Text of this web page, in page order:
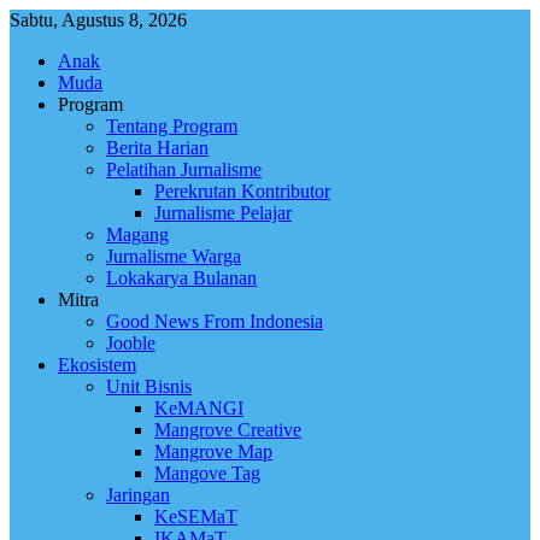
Skip
content
Sabtu, Agustus 8, 2026
Anak
Muda
Program
Tentang Program
Berita Harian
Pelatihan Jurnalisme
Perekrutan Kontributor
Jurnalisme Pelajar
Magang
Jurnalisme Warga
Lokakarya Bulanan
Mitra
Good News From Indonesia
Jooble
Ekosistem
Unit Bisnis
KeMANGI
Mangrove Creative
Mangrove Map
Mangove Tag
Jaringan
KeSEMaT